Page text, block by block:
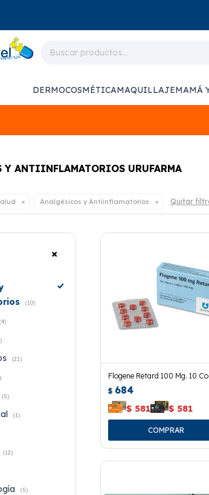
DERMOCOSMÉTICAMAQUILLAJEMAMÁ
Y ANTIINFLAMATORIOS URUFARMA
Analgésicos y Antiinflamatorios Quitar
Flogene Retard 100 Mg. 10
$ 684
$ 581 $ 581
(10)
(4)
(21)
(5)
(1)
(12)
(5)
store
local_shipping